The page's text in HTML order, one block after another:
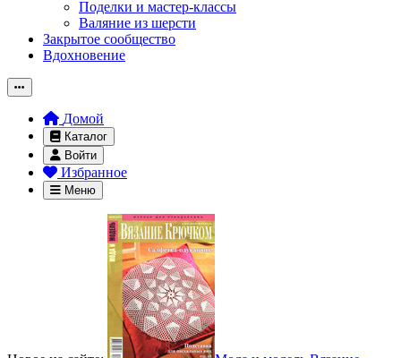
Поделки и мастер-классы
Валяние из шерсти
Закрытое сообщество
Вдохновение
Домой
Каталог
Войти
Избранное
Меню